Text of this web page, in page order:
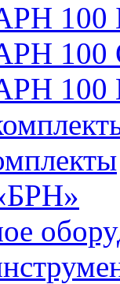
100
100
100